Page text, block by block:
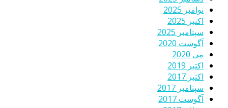
نوامبر 2025
اکتبر 2025
سپتامبر 2025
آگوست 2020
می 2020
اکتبر 2019
اکتبر 2017
سپتامبر 2017
آگوست 2017